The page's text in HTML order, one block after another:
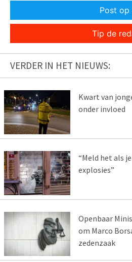
Post op
Tip de
VERDER IN HET NIEUWS:
Kwart van
onder invloed
“Meld het als
explosies”
Openbaar
om Marco
zedenzaak